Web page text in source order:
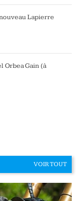
Lapierre
Orbea Gain (à
VOIR TOUT